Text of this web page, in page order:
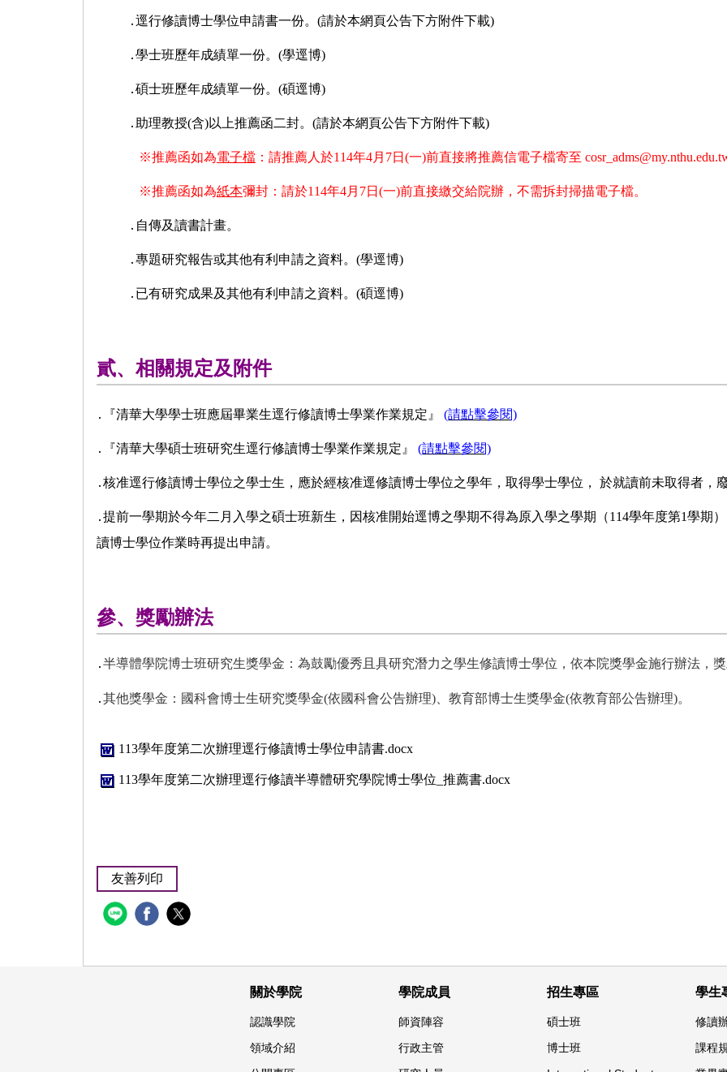
․逕行修讀博士學位申請書一份。(請於本網頁公告下方附件下載)
․學士班歷年成績單一份。(學逕博)
․碩士班歷年成績單一份。(碩逕博)
․ 助理教授(含)以上推薦函二封。(請於本網頁公告下方附件下載)
※推薦函如為電子檔 ：請推薦人於114年4月7日(一)前直接將推薦信電子檔寄至
※推薦函如為紙本彌封：請於114年4月7日(一)前直接繳交給院辦，不需拆封掃描電子檔。
․ 自傳及讀書計畫。
․專題研究報告或其他有利申請之資料。(學逕博)
․ 已有研究成果及其他有利申請之資料。(碩逕博)
貳、相關規定及附件
․ 『清華大學學士班應屆畢業生逕行修讀博士學業作業規定』 (請點擊參閱)
․ 『清華大學碩士班研究生逕行修讀博士學業作業規定』 (請點擊參閱)
․核准逕行修讀博士學位之學士生，應於經核准逕修讀博士學位之學年，取得學士學位， 於就讀前未取得者，
․提前一學期於今年二月入學之碩士班新生，因核准開始逕博之學期不得為原入學之學期（114學年度第1學期
讀博士學位作業時再提出申請。
參、獎勵辦法
․半導體學院博士班研究生獎學金： 為鼓勵優秀且具研究潛力之學生修讀博士學位，依本院獎學金施行辦法，
․其他獎學金： 國科會博士生研究獎學金(依國科會公告辦理)、教育部博士生獎學金(依教育部公告辦理)。
113學年度第二次辦理逕行修讀博士學位申請書.docx
113學年度第二次辦理逕行修讀半導體研究學院博士學位_推薦書.docx
友善列印
關於學院
認識學院
領域介紹
學院成員
師資陣容
行政主管
招生專區
碩士班
博士班
學生
修讀
課程